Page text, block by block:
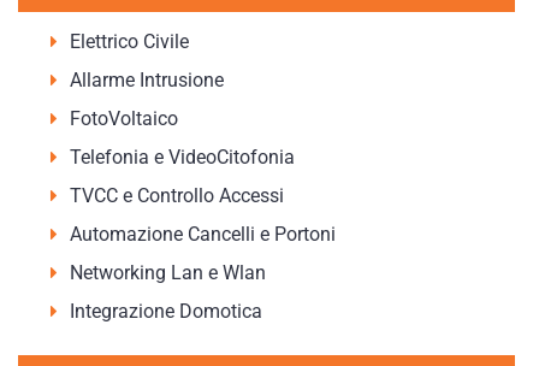
Elettrico Civile
Allarme Intrusione
FotoVoltaico
Telefonia e VideoCitofonia
TVCC e Controllo Accessi
Automazione Cancelli e Portoni
Networking Lan e Wlan
Integrazione Domotica